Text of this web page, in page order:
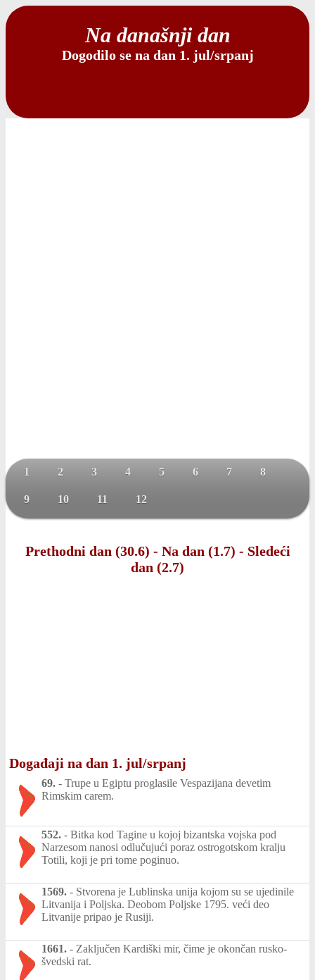
Na današnji dan
Dogodilo se na dan 1. jul/srpanj
1 2 3 4 5 6 7 8
9 10 11 12
Prethodni dan (30.6) - Na dan (1.7) - Sledeći
dan (2.7)
Događaji na dan 1. jul/srpanj
69. - Trupe u Egiptu proglasile Vespazijana devetim
Rimskim carem.
552. - Bitka kod Tagine u kojoj bizantska vojska pod
Narzesom nanosi odlučujući poraz ostrogotskom kralju
Totili, koji je pri tome poginuo.
1569. - Stvorena je Lublinska unija kojom su se ujedinile
Litvanija i Poljska. Deobom Poljske 1795. veći deo
Litvanije pripao je Rusiji.
1661. - Zaključen Kardiški mir, čime je okončan rusko-
švedski rat.